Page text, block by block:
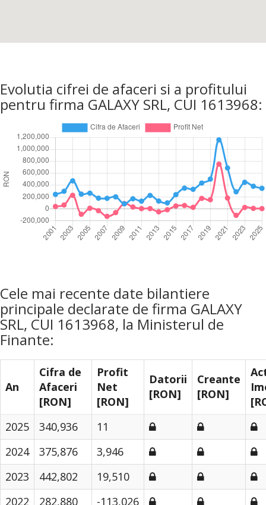
Evolutia cifrei de afaceri si a profitului
pentru firma GALAXY SRL, CUI 1613968:
Cele mai recente date bilantiere
principale declarate de firma GALAXY
SRL, CUI 1613968, la Ministerul de
Finante:
An
Cifra de
Afaceri
[RON]
Profit
Net
[RON]
Datorii
[RON]
Creante
[RON]
2025
340,936
11
2024
375,876
3,946
2023
442,802
19,510
2022
282,880 -113,026